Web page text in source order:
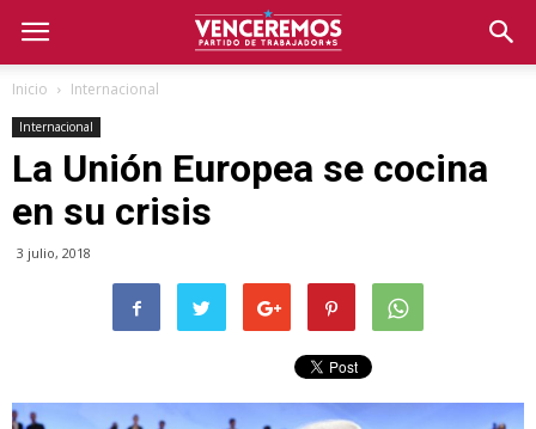
Inicio Internacional
Internacional
La Unión Europea se cocina
en su crisis
3 julio, 2018